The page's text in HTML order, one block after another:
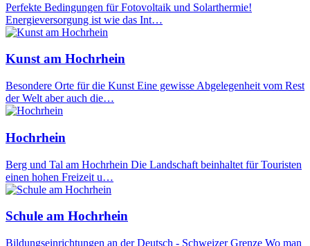
Perfekte Bedingungen für Fotovoltaik und Solarthermie!
Energieversorgung ist wie das Int…
Kunst am Hochrhein
Besondere Orte für die Kunst Eine gewisse Abgelegenheit vom Rest
der Welt aber auch die…
Hochrhein
Berg und Tal am Hochrhein Die Landschaft beinhaltet für Touristen
einen hohen Freizeit u…
Schule am Hochrhein
Bildungseinrichtungen an der Deutsch - Schweizer Grenze Wo man